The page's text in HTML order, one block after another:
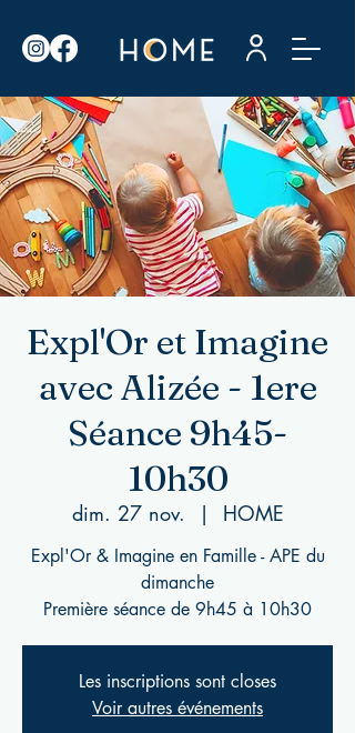
Expl'Or et Imagine
avec Alizée - 1ere
Séance 9h45-
10h30
dim. 27 nov.
  |
HOME
Expl'Or & Imagine en Famille - APE du
dimanche
Première séance de 9h45 à 10h30
Les inscriptions sont closes
Voir autres événements